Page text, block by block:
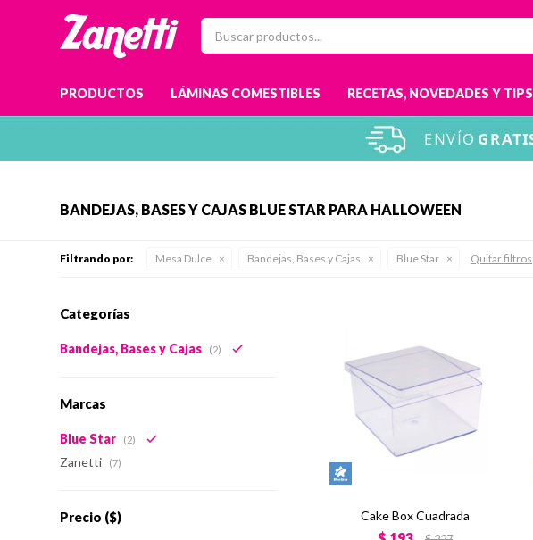
PRODUCTOS LÁMINAS COMESTIBLES RECETAS, NOVEDADES Y TIPS
BANDEJAS, BASES Y CAJAS BLUE STAR PARA HALLOWEEN
Filtrando por: Mesa Dulce Bandejas, Bases y Cajas Blue Star Quitar filtros
Cake Box Cuadrada
Categorías
Bandejas, Bases y Cajas (2)
Marcas
Blue Star (2)
Zanetti (7)
Precio ($)